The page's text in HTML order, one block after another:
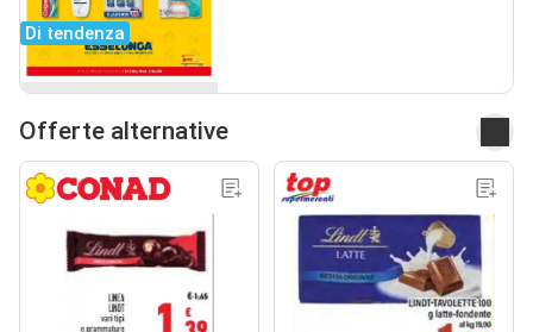
Di tendenza
Offerte alternative